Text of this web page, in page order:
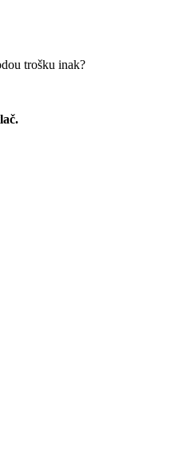
trošku inak?